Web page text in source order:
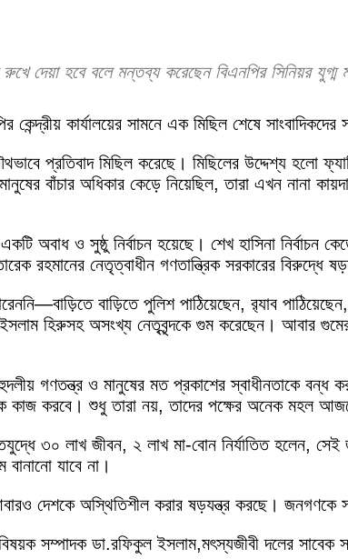
রুখে দেয়া হবে বলে মন্তব্য করেছেন বিএনপির সিনিয়র
কেন্দ্রীয় কার্যালয়ের সামনে এক মিছিল শেষে
প্রতিবাদ মিছিল করেছে। মিছিলের উদ্দেশ্য হলো
বাঁচার অধিকার কেড়ে নিয়েছিল, তারা এখন নানা
অবাধ ও সুষ্ঠু নির্বাচন হয়েছে। শেখ হাসিনা
রহমানের নেতৃত্বাধীন গণতান্ত্রিক সরকারের বিরুদ্ধে
বাড়িতে পুলিশ পাঠিয়েছেন, র‍্যাব
হিরুসহ অসংখ্য নেতৃবৃন্দকে গুম করেছেন। আবার
গণতন্ত্র ও মানুষের মত প্রকাশের স্বাধীনতাকে
করবে। শুধু তারা নয়, তাদের পক্ষের অনেক মহল আজকে
৩০ লাখ জীবন, ২ লাখ মা-বোন নির্যাতিত হলেন,
যাবে না।
দেশকে অস্থিতিশীল করার ষড়যন্ত্র করছে। জনগণকে
সম্পাদক ডা.রফিকুল ইসলাম,মৎস্যজীবী দলের সাবেক